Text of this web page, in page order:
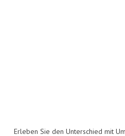
Erleben Sie den Unterschied mit